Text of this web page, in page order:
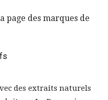
page des marques de
des extraits naturels